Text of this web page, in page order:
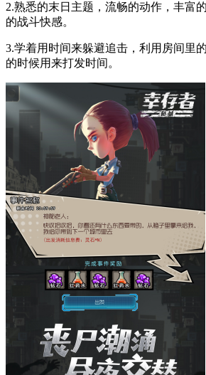
2.熟悉的末日主题，流畅的动作，丰富
的战斗快感。
3.学着用时间来躲避追击，利用房间里
的时候用来打发时间。